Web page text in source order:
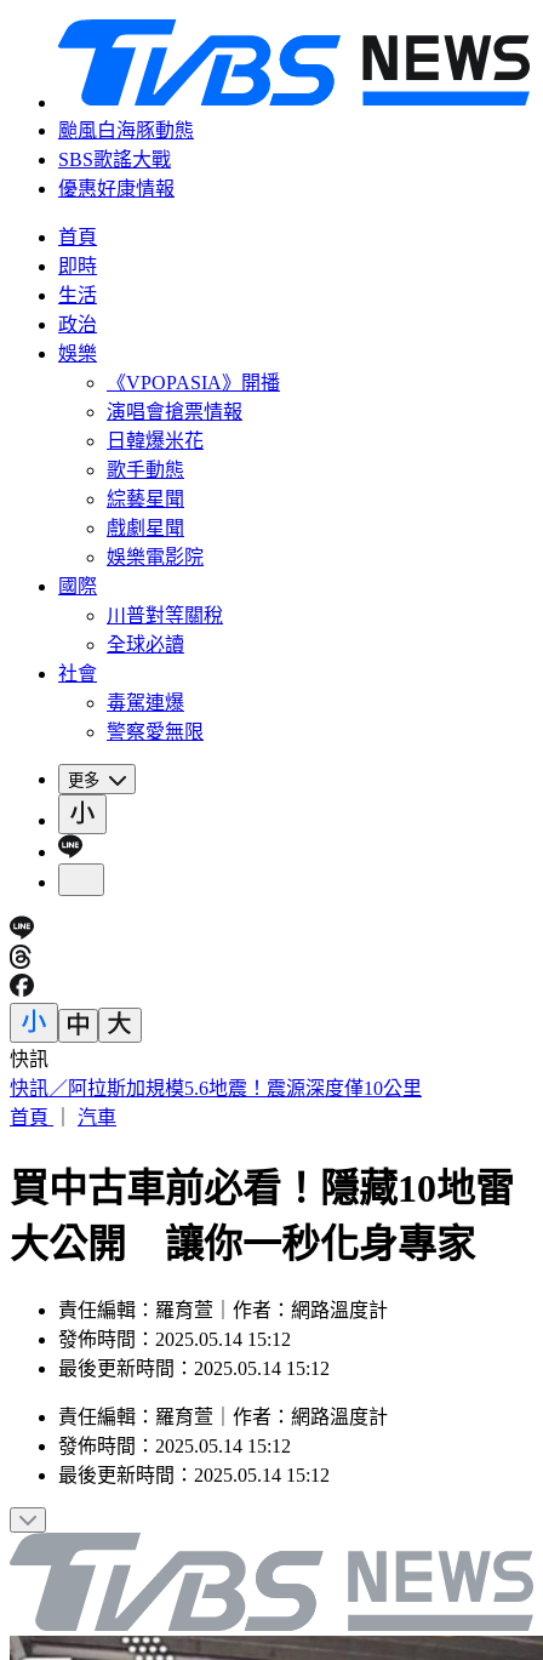
颱風白海豚動態
SBS歌謠大戰
優惠好康情報
首頁
即時
生活
政治
娛樂
《VPOPASIA》開播
演唱會搶票情報
日韓爆米花
歌手動態
綜藝星聞
戲劇星聞
娛樂電影院
國際
川普對等關稅
全球必讀
社會
毒駕連爆
警察愛無限
更多
快訊
熊本同一活斷層「10年內兩度錯動」！恐再爆大地震
首頁
汽車
買中古車前必看！隱藏10地雷
大公開 讓你一秒化身專家
責任編輯：羅育萱｜作者：網路溫度計
發佈時間：2025.05.14 15:12
最後更新時間：2025.05.14 15:12
責任編輯 ： 羅育萱 作者 ： 網路溫度計
發佈時間： 2025.05.14 15:12
最後更新時間： 2025.05.14 15:12